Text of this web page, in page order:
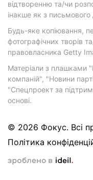
відтворенню та/чи
інакше як з письмового
Будь-яке копіювання,
фотографічних творів
правовласника Getty
Матеріали з плашками
компаній", "Новини
"Спецпроект за
основі.
© 2026 Фокус. Всі
Політика